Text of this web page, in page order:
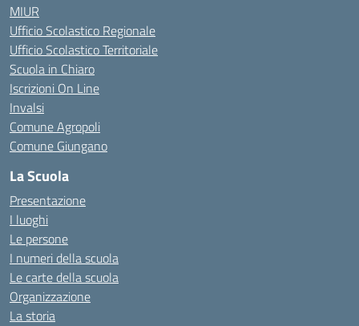
MIUR
Ufficio Scolastico Regionale
Ufficio Scolastico Territoriale
Scuola in Chiaro
Iscrizioni On Line
Invalsi
Comune Agropoli
Comune Giungano
La Scuola
Presentazione
I luoghi
Le persone
I numeri della scuola
Le carte della scuola
Organizzazione
La storia